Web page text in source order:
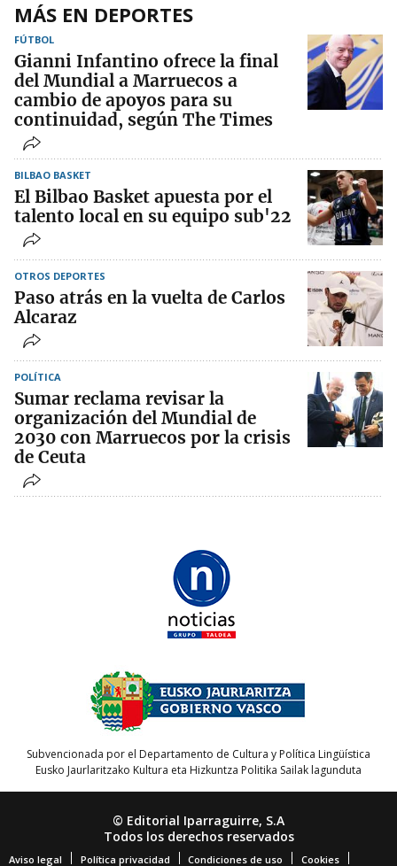
MÁS EN DEPORTES
FÚTBOL
Gianni Infantino ofrece la final
del Mundial a Marruecos a
cambio de apoyos para su
continuidad, según The Times
BILBAO BASKET
El Bilbao Basket apuesta por el
talento local en su equipo sub'22
OTROS DEPORTES
Paso atrás en la vuelta de Carlos
Alcaraz
POLÍTICA
Sumar reclama revisar la
organización del Mundial de
2030 con Marruecos por la crisis
de Ceuta
Subvencionada por el Departamento de Cultura y Política Lingüística
Eusko Jaurlaritzako Kultura eta Hizkuntza Politika Sailak lagunduta
© Editorial Iparraguirre, S.A
Todos los derechos reservados
Aviso legal Política privacidad Condiciones de uso Cookies